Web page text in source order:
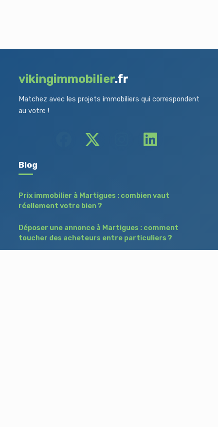
vikingimmobilier.fr
Matchez avec les projets immobiliers qui correspondent
au votre !
Blog
Prix immobilier à Martigues : combien vaut
réellement votre bien ?
Déposer une annonce à Martigues : comment
toucher des acheteurs entre particuliers ?